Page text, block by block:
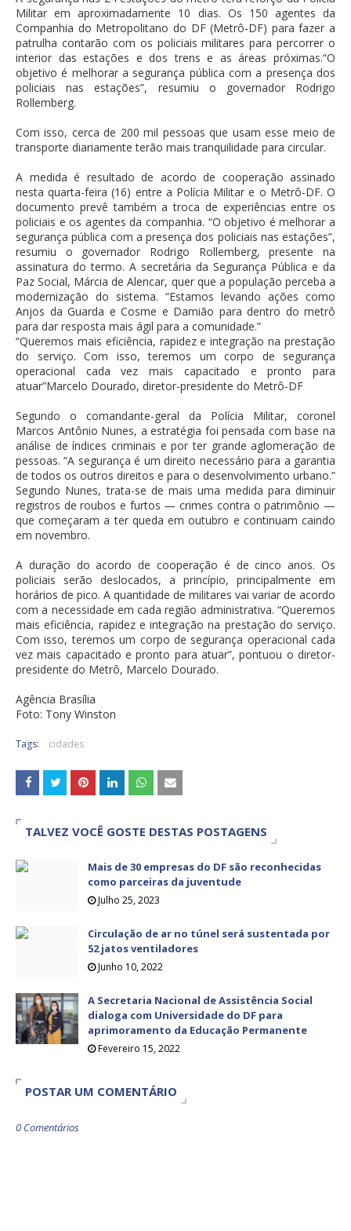
Militar em aproximadamente 10 dias. Os 150 agentes da
Companhia do Metropolitano do DF (Metrô-DF) para fazer a
patrulha contarão com os policiais militares para percorrer o
interior das estações e dos trens e as áreas próximas.“O
objetivo é melhorar a segurança pública com a presença dos
policiais nas estações”, resumiu o governador Rodrigo
Rollemberg.
Com isso, cerca de 200 mil pessoas que usam esse meio de
transporte diariamente terão mais tranquilidade para circular.
A medida é resultado de acordo de cooperação assinado
nesta quarta-feira (16) entre a Polícia Militar e o Metrô-DF. O
documento prevê também a troca de experiências entre os
policiais e os agentes da companhia. “O objetivo é melhorar a
segurança pública com a presença dos policiais nas estações”,
resumiu o governador Rodrigo Rollemberg, presente na
assinatura do termo. A secretária da Segurança Pública e da
Paz Social, Márcia de Alencar, quer que a população perceba a
modernização do sistema. “Estamos levando ações como
Anjos da Guarda e Cosme e Damião para dentro do metrô
para dar resposta mais ágil para a comunidade.”
“Queremos mais eficiência, rapidez e integração na prestação
do serviço. Com isso, teremos um corpo de segurança
operacional cada vez mais capacitado e pronto para
atuar”Marcelo Dourado, diretor-presidente do Metrô-DF
Segundo o comandante-geral da Polícia Militar, coronel
Marcos Antônio Nunes, a estratégia foi pensada com base na
análise de índices criminais e por ter grande aglomeração de
pessoas. “A segurança é um direito necessário para a garantia
de todos os outros direitos e para o desenvolvimento urbano.”
Segundo Nunes, trata-se de mais uma medida para diminuir
registros de roubos e furtos — crimes contra o patrimônio —
que começaram a ter queda em outubro e continuam caindo
em novembro.
A duração do acordo de cooperação é de cinco anos. Os
policiais serão deslocados, a princípio, principalmente em
horários de pico. A quantidade de militares vai variar de acordo
com a necessidade em cada região administrativa. “Queremos
mais eficiência, rapidez e integração na prestação do serviço.
Com isso, teremos um corpo de segurança operacional cada
vez mais capacitado e pronto para atuar”, pontuou o diretor-
presidente do Metrô, Marcelo Dourado.
Agência Brasília
Foto: Tony Winston
Tags: cidades
TALVEZ VOCÊ GOSTE DESTAS POSTAGENS
Mais de 30 empresas do DF são reconhecidas
como parceiras da juventude
Julho 25, 2023
Circulação de ar no túnel será sustentada por
52 jatos ventiladores
Junho 10, 2022
A Secretaria Nacional de Assistência Social
dialoga com Universidade do DF para
aprimoramento da Educação Permanente
Fevereiro 15, 2022
POSTAR UM COMENTÁRIO
0 Comentários